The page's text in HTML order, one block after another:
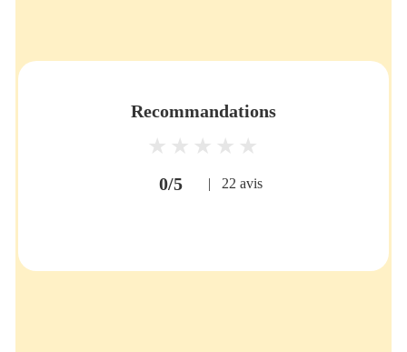
Recommandations
0/5 | 22 avis